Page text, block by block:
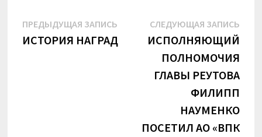
Навигация
по
ПРЕДЫДУЩАЯ ЗАПИСЬПредыдущая
запись:
ИСТОРИЯ НАГРАД
СЛЕДУЮЩАЯ ЗАПИСЬ
ИСПОЛНЯЮЩИЙ
ПОЛНОМОЧИЯ
ГЛАВЫ РЕУТОВА
ФИЛИПП
НАУМЕНКО
ПОСЕТИЛ АО «ВПК